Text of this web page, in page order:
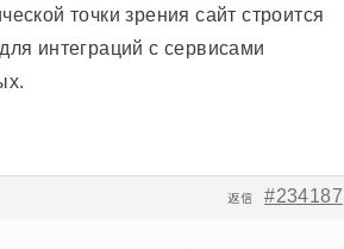
точки зрения сайт строится
интеграций с сервисами
#234187
返信